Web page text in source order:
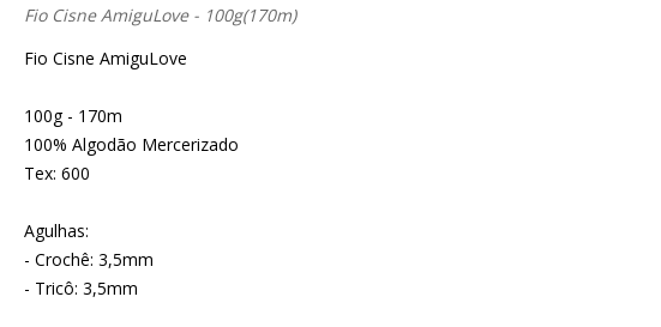
Fio Cisne AmiguLove - 100g(170m)
Fio Cisne AmiguLove
100g - 170m
100% Algodão Mercerizado
Tex: 600
Agulhas:
- Crochê: 3,5mm
- Tricô: 3,5mm